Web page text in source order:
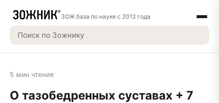
ЗОЖ база по науке с 2012 года
5 мин чтения
О тазобедренных суставах + 7